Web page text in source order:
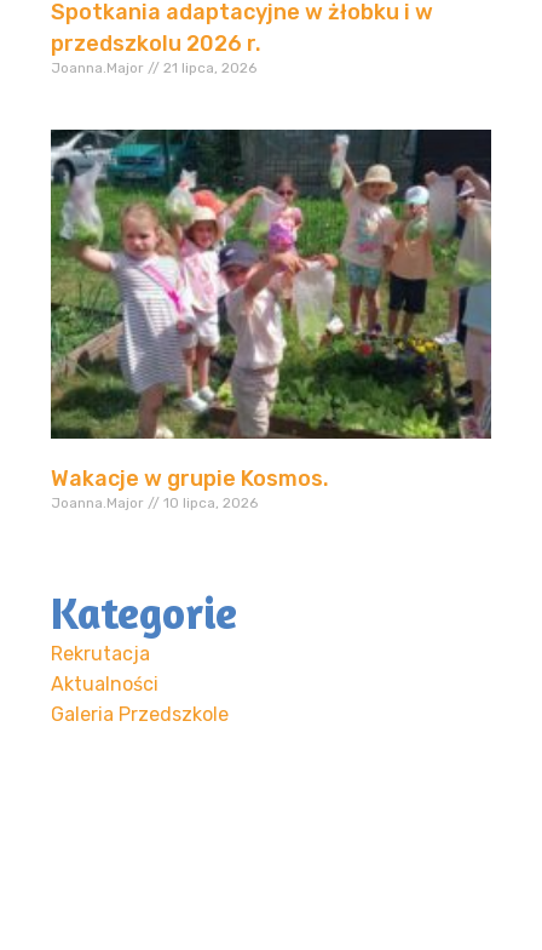
Spotkania adaptacyjne w żłobku i w
przedszkolu 2026 r.
Joanna.Major 21 lipca, 2026
Wakacje w grupie Kosmos.
Joanna.Major 10 lipca, 2026
Kategorie
Rekrutacja
Aktualności
Galeria Przedszkole